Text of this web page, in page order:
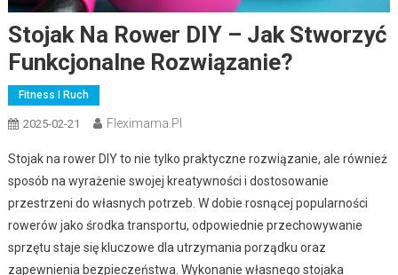
Stojak Na Rower DIY – Jak Stworzyć
Funkcjonalne Rozwiązanie?
Fitness I Ruch
2025-02-21 Fleximama.pl
Stojak na rower DIY to nie tylko praktyczne rozwiązanie, ale również
sposób na wyrażenie swojej kreatywności i dostosowanie
przestrzeni do własnych potrzeb. W dobie rosnącej popularności
rowerów jako środka transportu, odpowiednie przechowywanie
sprzętu staje się kluczowe dla utrzymania porządku oraz
zapewnienia bezpieczeństwa. Wykonanie własnego stojaka